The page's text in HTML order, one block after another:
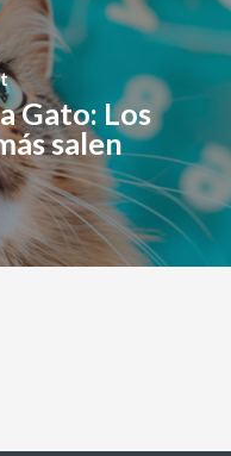
Gato: Los
salen